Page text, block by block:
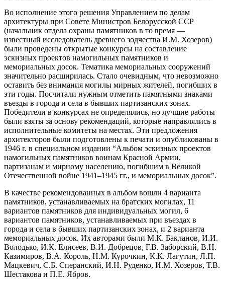
Во исполнение этого решения Управлением по делам
архитектуры при Совете Министров Белорусской ССР
(начальник отдела охраны памятников в то время —
известный исследователь древнего зодчества И.М. Хозеров)
были проведены открытые конкурсы на составление
эскизных проектов намогильных памятников и
мемориальных досок. Тематика мемориальных сооружений
значительно расширилась. Стало очевидным, что невозможно
оставить без внимания могилы мирных жителей, погибших в
эти годы. Посчитали нужным отметить памятными знаками
въезды в города и села в бывших партизанских зонах.
Победители в конкурсах не определялись, но лучшие работы
были взяты за основу рекомендаций, которые направлялись в
исполнительные комитеты на местах. Эти предложения
архитекторов были подготовлены к печати и опубликованы в
1946 г. в специальном издании “Альбом эскизных проектов
намогильных памятников воинам Красной Армии,
партизанам и мирному населению, погибшим в Великой
Отечественной войне 1941–1945 гг., и мемориальных досок”.
В качестве рекомендованных в альбом вошли 4 варианта
памятников, устанавливаемых на братских могилах, 11
вариантов памятников для индивидуальных могил, 6
вариантов памятников, устанавливаемых при въездах в
города и села в бывших партизанских зонах, и 2 варианта
мемориальных досок. Их авторами были М.К. Бакланов, И.И.
Володько, И.К. Елисеев, В.И. Добрецов, Г.В. Заборский, В.Н.
Казимиров, В.А. Король, Н.М. Курочкин, К.К. Лагутин, Л.П.
Мацкевич, С.Б. Сперанский, И.Н. Руденко, И.М. Хозеров, Т.В.
Шестакова и П.Е. Ябров.